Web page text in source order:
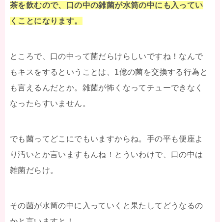
茶を飲むので、口の中の雑菌が水筒の中にも入ってい
くことになります。
ところで、口の中って菌だらけらしいですね！なんで
もキスをするということは、1億の菌を交換する行為と
も言えるんだとか。雑菌が怖くなってチューできなく
なったらすいません。
でも菌ってどこにでもいますからね。手の平も便座よ
り汚いとか言いますもんね！とういわけで、口の中は
雑菌だらけ。
その菌が水筒の中に入っていくと果たしてどうなるの